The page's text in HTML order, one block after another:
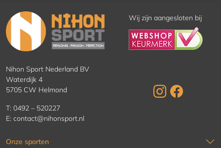
Wij zijn aangesloten bij
Nihon Sport Nederland BV
Waterdijk 4
5705 CW Helmond
T: 0492 – 520227
E: contact@nihonsport.nl
Onze sporten